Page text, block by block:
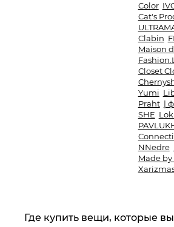
Color
Cat's
Clabin
Maison
Closet
Yumi
Praht |
SHE
NNedre
Made
Где купить вещи, которые